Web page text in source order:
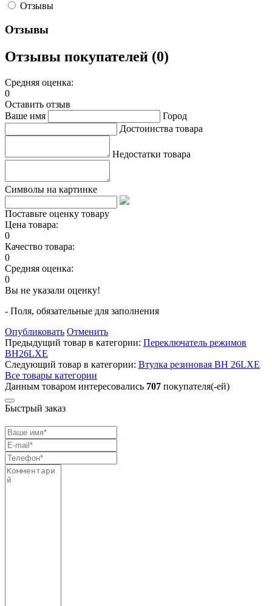
Отзывы
Отзывы
Отзывы покупателей (0)
Средняя оценка:
0
Оставить отзыв
Ваше имя
Город
Достоинства товара
Недостатки товара
Символы на картинке
Поставьте оценку товару
Цена товара:
0
Качество товара:
0
Средняя оценка:
0
Вы не указали оценку!
- Поля, обязательные для заполнения
Опубликовать Отменить
Предыдущий товар в категории: Переключатель режимов
BH26LXE
Следующий товар в категории: Втулка резиновая BH 26LXE
Все товары категории
Данным товаром интересовались 707 покупателя(-ей)
Быстрый заказ